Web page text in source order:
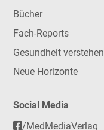
Bücher
Fach-Reports
Gesundheit verstehen
Neue Horizonte
Social Media
/MedMediaVerlag